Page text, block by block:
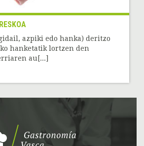
azpiki edo hanka) deritzo
hanketatik lortzen den
au[...]